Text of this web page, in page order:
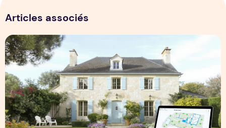
Articles associés
Estimation maison la rochelle : évaluez votre bien